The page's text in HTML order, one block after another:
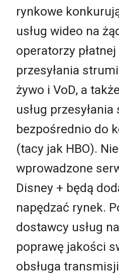
rynkowe
usług wideo na
operatorzy
przesyłania
żywo i VoD, a
usług
bezpośrednio do
(tacy jak HBO).
wprowadzone
Disney + będą
napędzać rynek.
dostawcy usług
poprawę jakości
obsługa transmisji